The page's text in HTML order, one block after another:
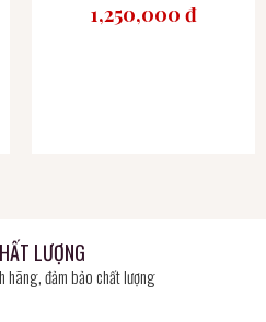
1,250,000 đ
LƯỢNG
hãng, đảm bảo chất lượng